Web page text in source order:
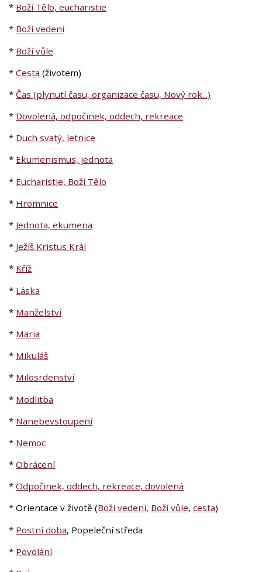
* Boží Tělo, eucharistie
* Boží vedení
* Boží vůle
* Cesta (životem)
* Čas (plynutí času, organizace času, Nový rok...)
* Dovolená, odpočinek, oddech, rekreace
* Duch svatý, letnice
* Ekumenismus, jednota
* Eucharistie, Boží Tělo
* Hromnice
* Jednota, ekumena
* Ježíš Kristus Král
* Kříž
* Láska
* Manželství
* Maria
* Mikuláš
* Milosrdenství
* Modlitba
* Nanebevstoupení
* Nemoc
* Obrácení
* Odpočinek, oddech, rekreace, dovolená
* Orientace v životě (Boží vedení, Boží vůle, cesta)
* Postní doba, Popeleční středa
* Povolání